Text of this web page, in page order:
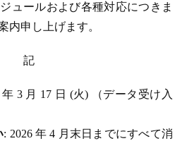
ュールおよび各種対応につきま
内申し上げます。
記
年 3 月 17 日 (火) （データ受け入
: 2026 年 4 月末日までにすべて消